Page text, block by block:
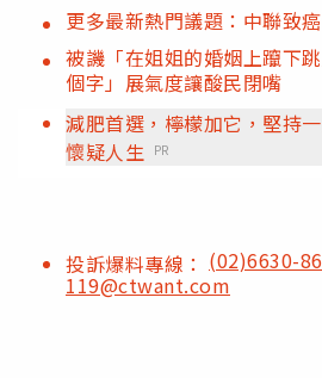
更多最新熱門議題：中聯致
被譏「在姐姐的婚姻上躥下
個字」展氣度讓酸民閉嘴
減肥首選，檸檬加它，堅持
懷疑人生 PR
投訴爆料專線： (02)6630-
119@ctwant.com